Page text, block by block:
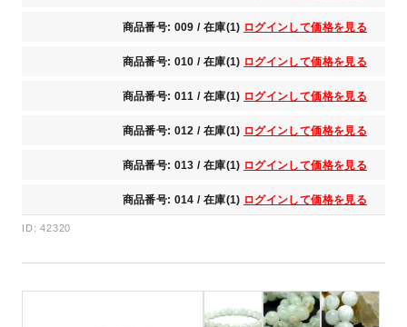
商品番号: 009 / 在庫(1) ログインして価格を見る
商品番号: 010 / 在庫(1) ログインして価格を見る
商品番号: 011 / 在庫(1) ログインして価格を見る
商品番号: 012 / 在庫(1) ログインして価格を見る
商品番号: 013 / 在庫(1) ログインして価格を見る
商品番号: 014 / 在庫(1) ログインして価格を見る
ID: 42320